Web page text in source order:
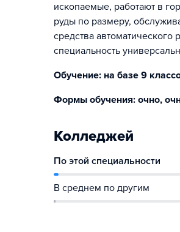
ископаемые, работают в
руды по размеру,
средства
специальность
Обучение: на базе 9
Формы обучения: очно,
Колледжей
По этой специальности
В среднем по другим